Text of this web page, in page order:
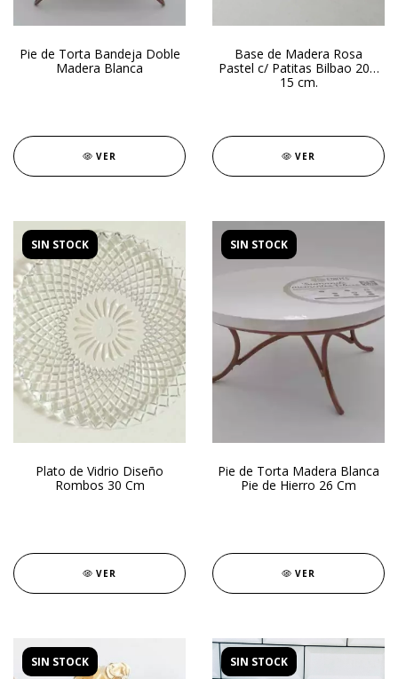
Pie de Torta Bandeja Doble
Madera Blanca
VER
Base de Madera Rosa
Pastel c/ Patitas Bilbao 20 x
15 cm.
VER
SIN STOCK
Plato de Vidrio Diseño
Rombos 30 Cm
VER
SIN STOCK
Pie de Torta Madera Blanca
Pie de Hierro 26 Cm
VER
SIN STOCK SIN STOCK